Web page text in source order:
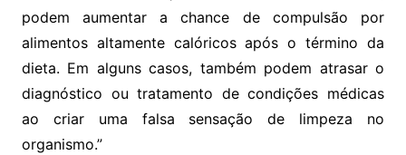
podem aumentar a chance de compulsão por
alimentos altamente calóricos após o término da
dieta. Em alguns casos, também podem atrasar o
diagnóstico ou tratamento de condições médicas
ao criar uma falsa sensação de limpeza no
organismo.”